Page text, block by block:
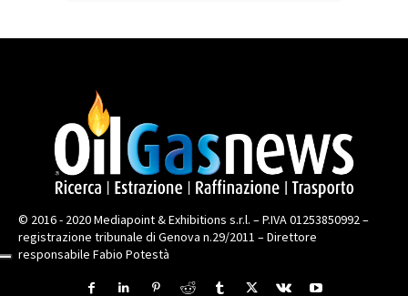
© 2016 - 2020 Mediapoint & Exhibitions s.r.l. – P.IVA 01253850992 –
registrazione tribunale di Genova n.29/2011 – Direttore
responsabile Fabio Potestà